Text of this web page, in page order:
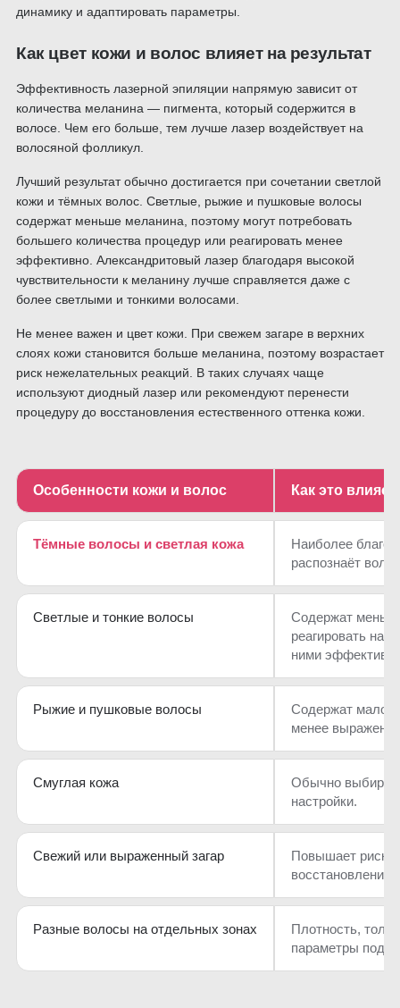
динамику и адаптировать параметры.
Как цвет кожи и волос влияет на результат
Эффективность лазерной эпиляции напрямую зависит от
количества меланина — пигмента, который содержится в
волосе. Чем его больше, тем лучше лазер воздействует на
волосяной фолликул.
Лучший результат обычно достигается при сочетании светлой
кожи и тёмных волос. Светлые, рыжие и пушковые волосы
содержат меньше меланина, поэтому могут потребовать
большего количества процедур или реагировать менее
эффективно. Александритовый лазер благодаря высокой
чувствительности к меланину лучше справляется даже с
более светлыми и тонкими волосами.
Не менее важен и цвет кожи. При свежем загаре в верхних
слоях кожи становится больше меланина, поэтому возрастает
риск нежелательных реакций. В таких случаях чаще
используют диодный лазер или рекомендуют перенести
процедуру до восстановления естественного оттенка кожи.
Особенности кожи и волос Как это
Тёмные волосы и светлая кожа
Наиболее
распознаёт
Светлые и тонкие волосы
Содержат
реагировать на
ними
Рыжие и пушковые волосы
Содержат мало
менее
Смуглая кожа
Обычно
настройки.
Свежий или выраженный загар
Повышает риск
восстановления
Разные волосы на отдельных зонах
Плотность,
параметры